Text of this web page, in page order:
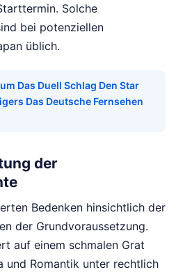
Solche
bei potenziellen
üblich.
Das Duell Schlag Den Star
Das Deutsche Fernsehen
der
Bedenken hinsichtlich der
der Grundvoraussetzung.
auf einem schmalen Grat
und Romantik unter rechtlich